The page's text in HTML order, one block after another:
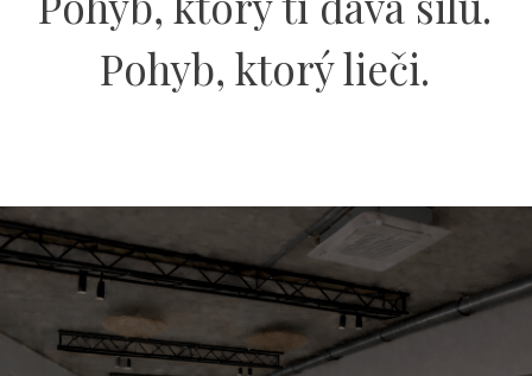
Pohyb, ktorý lieči.